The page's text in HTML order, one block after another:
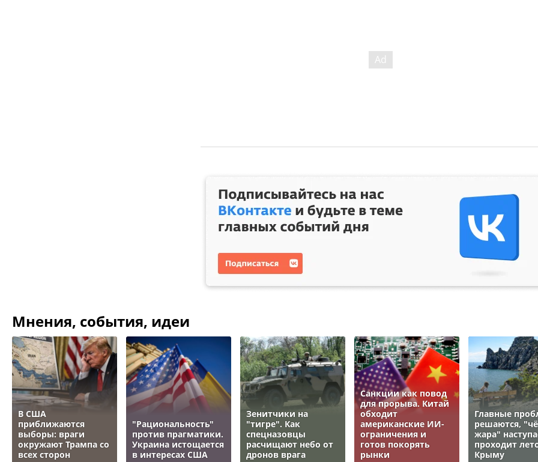
Мнения, события, идеи
В США
приближаются
выборы: враги
окружают Трампа со
всех сторон
"Рациональность"
против прагматики.
Украина истощается
в интересах США
Зенитчики на
"тигре". Как
спецназовцы
расчищают небо от
дронов врага
Санкции как повод
для прорыва. Китай
обходит
американские ИИ-
ограничения и
готов покорять
рынки
Главные
решаются,
жара"
проходит
Крыму